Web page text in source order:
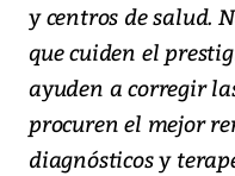
y centros de salud.
que cuiden el
ayuden a corregir
procuren el mejor
diagnósticos y